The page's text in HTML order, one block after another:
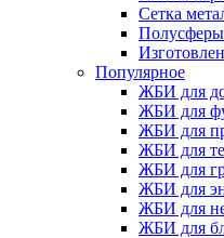
Сетка
Популярное
ЖБИ для
ЖБИ для
ЖБИ для
ЖБИ для
ЖБИ для
ЖБИ для
ЖБИ для
ЖБИ для